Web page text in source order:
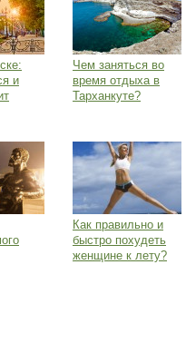
и
Чем заняться во
время отдыха в
Тарханкуте?
Как правильно и
быстро похудеть
женщине к лету?